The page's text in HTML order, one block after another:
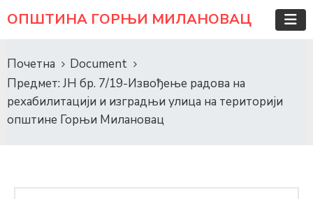
ОПШТИНА ГОРЊИ МИЛАНОВАЦ
Почетна
Document
Предмет: ЈН бр. 7/19-Извођење радова на
рехабилитацији и изградњи улица на територији
општине Горњи Милановац